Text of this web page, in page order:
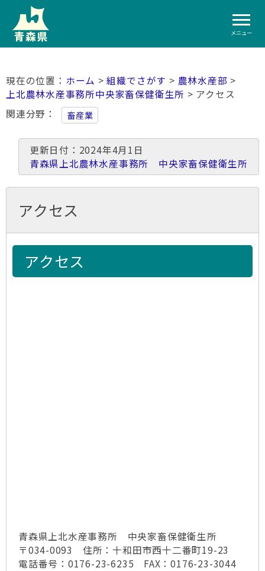
メニュー
ホーム >組織でさがす > 農林水産部 >
上北農林水産事務所中央家畜保健衛生所 > アクセス
関連分野
畜産業
更新日付：2024年4月1日
青森県上北農林水産事務所 中央家畜保健衛生所
アクセス
アクセス
青森県上北水産事務所 中央家畜保健衛生所
〒034-0093 住所：十和田市西十二番町19-23
電話番号：0176-23-6235 FAX：0176-23-3044